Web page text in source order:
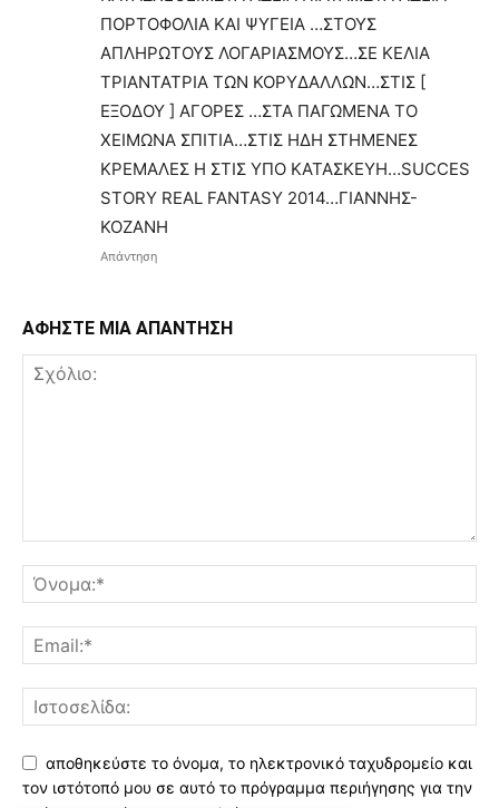
ΠΟΡΤΟΦΟΛΙΑ ΚΑΙ ΨΥΓΕΙΑ …ΣΤΟΥΣ
ΑΠΛΗΡΩΤΟΥΣ ΛΟΓΑΡΙΑΣΜΟΥΣ…ΣΕ ΚΕΛΙΑ
ΤΡΙΑΝΤΑΤΡΙΑ ΤΩΝ ΚΟΡΥΔΑΛΛΩΝ…ΣΤΙΣ [
ΕΞΟΔΟΥ ] ΑΓΟΡΕΣ …ΣΤΑ ΠΑΓΩΜΕΝΑ ΤΟ
ΧΕΙΜΩΝΑ ΣΠΙΤΙΑ…ΣΤΙΣ ΗΔΗ ΣΤΗΜΕΝΕΣ
ΚΡΕΜΑΛΕΣ Η ΣΤΙΣ ΥΠΟ ΚΑΤΑΣΚΕΥΗ…SUCCES
STORY REAL FANTASY 2014…ΓΙΑΝΝΗΣ-
KOZANH
Απάντηση
ΑΦΗΣΤΕ ΜΙΑ ΑΠΑΝΤΗΣΗ
αποθηκεύστε το όνομα, το ηλεκτρονικό ταχυδρομείο και
τον ιστότοπό μου σε αυτό το πρόγραμμα περιήγησης για την